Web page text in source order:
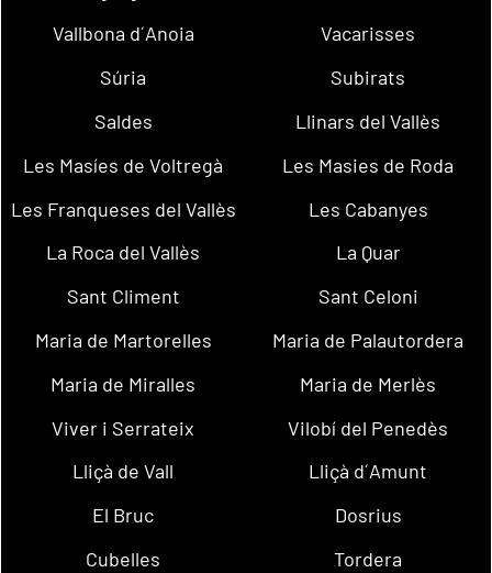
Vallbona d´Anoia
Vacarisses
Súria
Subirats
Saldes
Llinars del Vallès
Les Masíes de Voltregà
Les Masies de Roda
Les Franqueses del Vallès
Les Cabanyes
La Roca del Vallès
La Quar
Sant Climent
Sant Celoni
Maria de Martorelles
Maria de Palautordera
Maria de Miralles
Maria de Merlès
Viver i Serrateix
Vilobí del Penedès
Lliçà de Vall
Lliçà d´Amunt
El Bruc
Dosrius
Cubelles
Tordera